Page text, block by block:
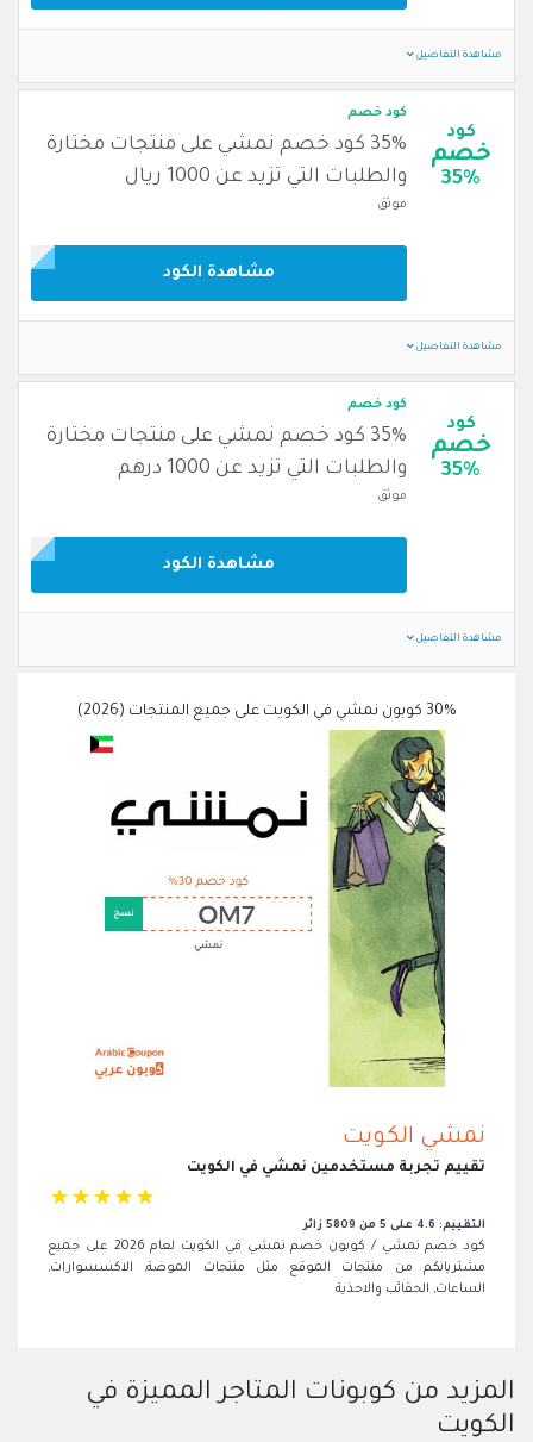
مشاهدة التفاصيل
كود
خصم
35%
كود خصم
35% كود خصم نمشي على منتجات مختارة
والطلبات التي تزيد عن 1000 ريال
موثق
مشاهدة الكود
مشاهدة التفاصيل
كود
خصم
35%
كود خصم
35% كود خصم نمشي على منتجات مختارة
والطلبات التي تزيد عن 1000 درهم
موثق
مشاهدة الكود
مشاهدة التفاصيل
30% كوبون نمشي في الكويت على جميع المنتجات (2026)
نمشي الكويت
تقييم تجربة مستخدمين نمشي في الكويت
☆ ☆ ☆ ☆ ☆
التقييم: 4.6 على 5 من 5809 زائر
كود خصم نمشي / كوبون خصم نمشي في الكويت لعام 2026 على جميع
مشتريانكم من منتجات الموقع مثل منتجات الموضة, الاكسسوارات,
الساعات, الحقائب والاحذية
المزيد من كوبونات المتاجر المميزة في
الكويت